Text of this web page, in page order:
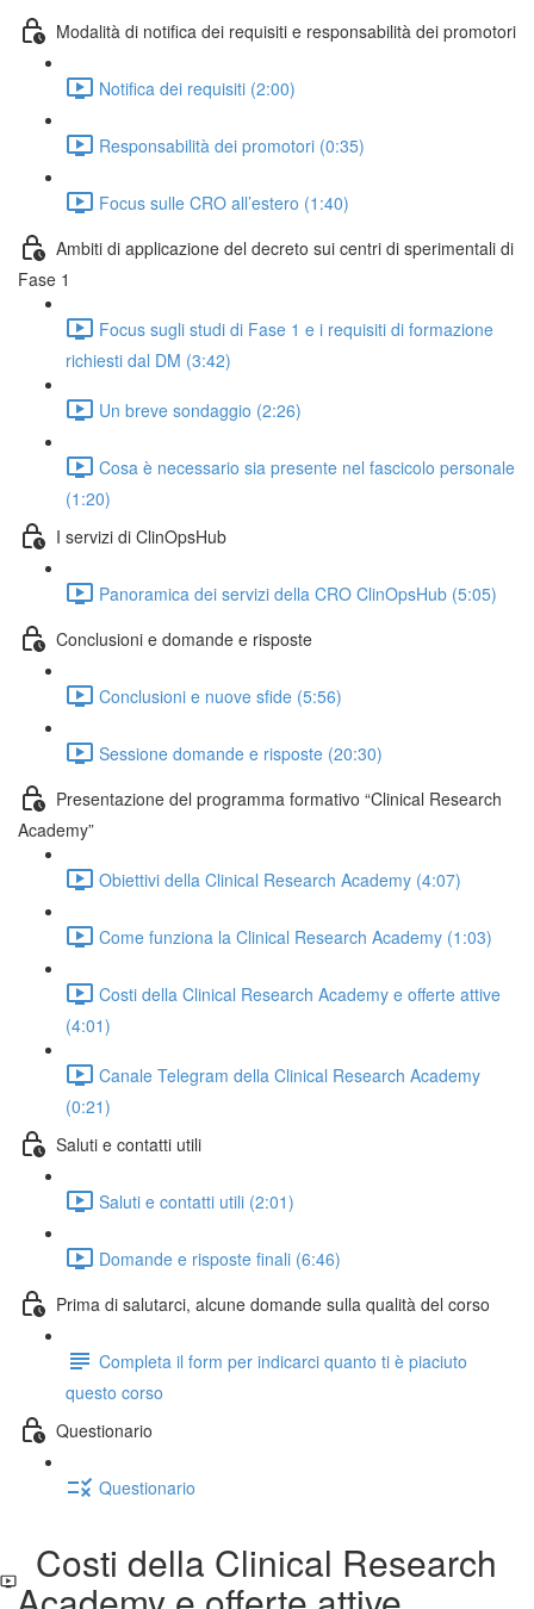
Modalità di notifica dei requisiti e responsabilità dei promotori
Notifica dei requisiti (2:00)
Responsabilità dei promotori (0:35)
Focus sulle CRO all’estero (1:40)
Ambiti di applicazione del decreto sui centri di sperimentali di
Fase 1
Focus sugli studi di Fase 1 e i requisiti di formazione
richiesti dal DM (3:42)
Un breve sondaggio (2:26)
Cosa è necessario sia presente nel fascicolo personale
(1:20)
I servizi di ClinOpsHub
Panoramica dei servizi della CRO ClinOpsHub (5:05)
Conclusioni e domande e risposte
Conclusioni e nuove sfide (5:56)
Sessione domande e risposte (20:30)
Presentazione del programma formativo “Clinical Research
Academy”
Obiettivi della Clinical Research Academy (4:07)
Come funziona la Clinical Research Academy (1:03)
Costi della Clinical Research Academy e offerte attive
(4:01)
Canale Telegram della Clinical Research Academy
(0:21)
Saluti e contatti utili
Saluti e contatti utili (2:01)
Domande e risposte finali (6:46)
Prima di salutarci, alcune domande sulla qualità del corso
Completa il form per indicarci quanto ti è piaciuto
questo corso
Questionario
Questionario
Costi della Clinical Research